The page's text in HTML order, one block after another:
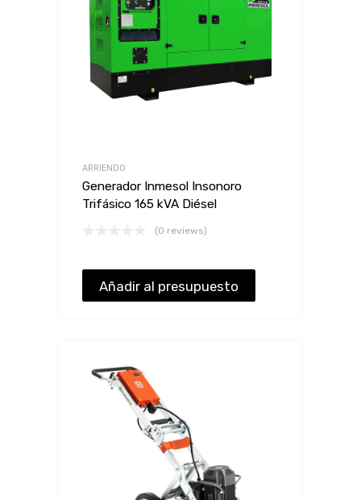
ARRIENDO
Generador Inmesol Insonoro
Trifásico 165 kVA Diésel
(0 reviews)
Añadir al presupuesto